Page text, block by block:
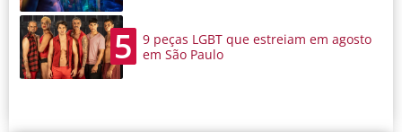
5
9 peças LGBT que estreiam em agosto
em São Paulo